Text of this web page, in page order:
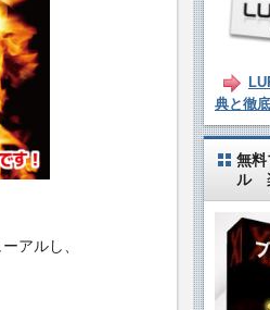
アルし、
典と徹
無料
ル